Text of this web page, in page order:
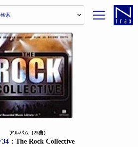
アルバム（25曲）
：The Rock Collective